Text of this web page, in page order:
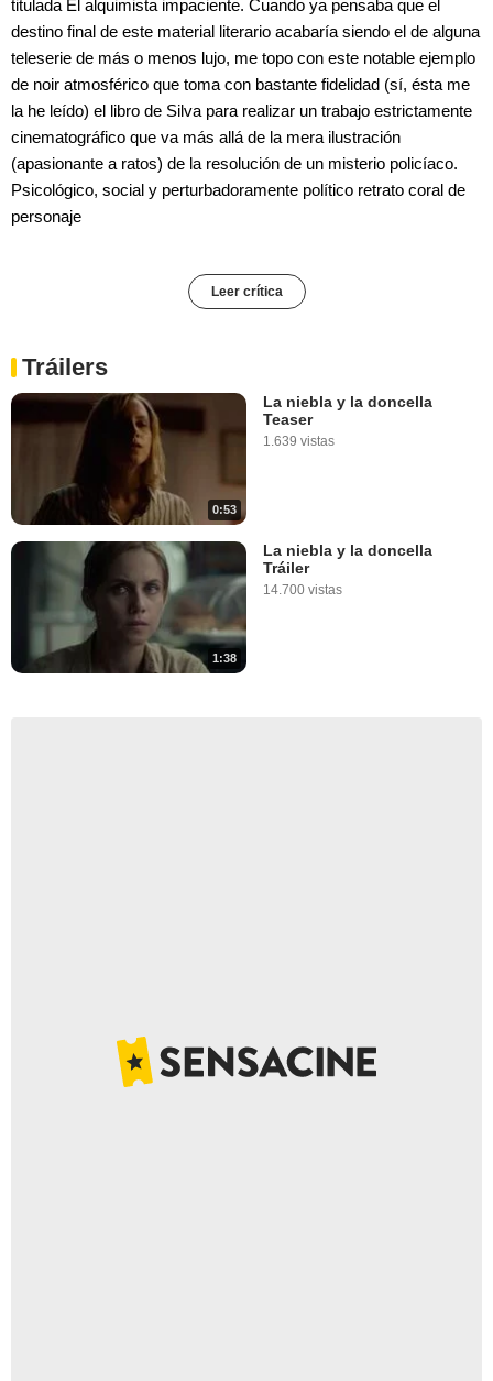
titulada El alquimista impaciente. Cuando ya pensaba que el
destino final de este material literario acabaría siendo el de alguna
teleserie de más o menos lujo, me topo con este notable ejemplo
de noir atmosférico que toma con bastante fidelidad (sí, ésta me
la he leído) el libro de Silva para realizar un trabajo estrictamente
cinematográfico que va más allá de la mera ilustración
(apasionante a ratos) de la resolución de un misterio policíaco.
Psicológico, social y perturbadoramente político retrato coral de
personaje
Leer crítica
Tráilers
0:53
La niebla y la doncella
Teaser
1.639 vistas
1:38
La niebla y la doncella
Tráiler
14.700 vistas